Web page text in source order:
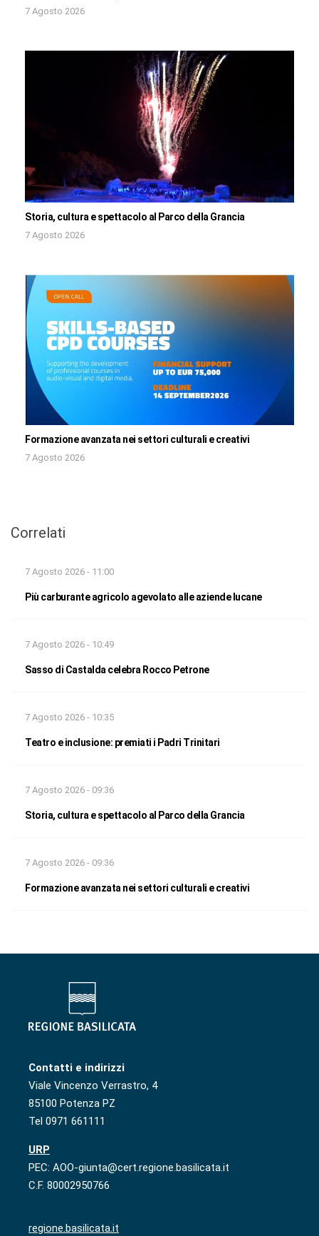
7 Agosto 2026
Storia, cultura e spettacolo al Parco della Grancia
7 Agosto 2026
Formazione avanzata nei settori culturali e creativi
7 Agosto 2026
Correlati
7 Agosto 2026 - 11:00
Più carburante agricolo agevolato alle aziende lucane
7 Agosto 2026 - 10:49
Sasso di Castalda celebra Rocco Petrone
7 Agosto 2026 - 10:35
Teatro e inclusione: premiati i Padri Trinitari
7 Agosto 2026 - 09:36
Storia, cultura e spettacolo al Parco della Grancia
7 Agosto 2026 - 09:36
Formazione avanzata nei settori culturali e creativi
Contatti e indirizzi
Viale Vincenzo Verrastro, 4
85100 Potenza PZ
Tel 0971 661111
URP
PEC: AOO-giunta@cert.regione.basilicata.it
C.F. 80002950766
regione.basilicata.it